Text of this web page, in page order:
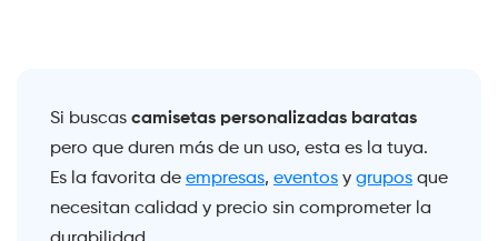
Si buscas camisetas personalizadas baratas
pero que duren más de un uso, esta es la tuya.
Es la favorita de empresas, eventos y grupos que
necesitan calidad y precio sin comprometer la